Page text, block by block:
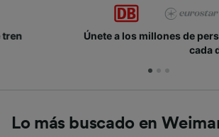
Únete a los millones de personas que
Lo más buscado en